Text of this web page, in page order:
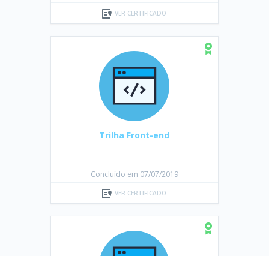
VER CERTIFICADO
Trilha Front-end
Concluído em 07/07/2019
VER CERTIFICADO